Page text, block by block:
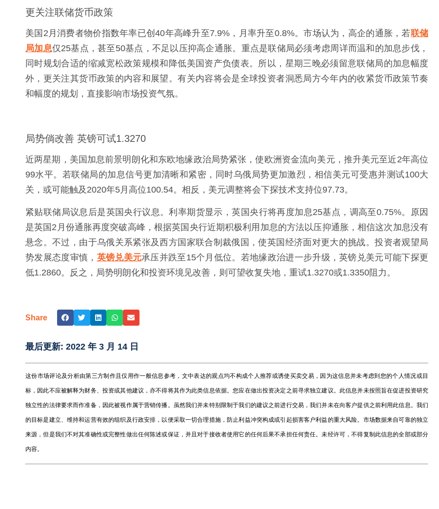
更关注联储货币政策
美国2月消费者物价指数年率已创40年高峰升至7.9%，月率升至0.8%。市场认为，高企的通胀，若联储
局加息仅25基点，甚至50基点，不足以压抑高企通胀。重点是联储局必须考虑周详而温和的加息步伐，
同时规划合适的缩减宽松政策规模和降低美国资产负债表。所以，星期三晚必须留意联储局的加息幅度
外，更关注其货币政策的内容和展望。有关内容将会是全球投资者洞悉局方今年内的收紧货币政策节奏
和幅度的规划，直接影响市场投资气氛。
局势倘改善 英镑可试1.3270
近两星期，美国加息前景明朗化和东欧地缘政治局势紧张，使欧洲资金流向美元，推升美元至近2年高位
99水平。若联储局的加息信号更加清晰和紧密，同时乌俄局势更加激烈，相信美元可受惠并测试100大
关，或可能触及2020年5月高位100.54。相反，美元调整将会下探技术支持位97.73。
紧贴联储局议息后是英国央行议息。利率期货显示，英国央行将再度加息25基点，调高至0.75%。原因
是英国2月份通胀再度突破高峰，根据英国央行近期积极利用加息的方法以压抑通胀，相信这次加息没有
悬念。不过，由于乌俄关系紧张及西方国家联合制裁俄国，使英国经济面对更大的挑战。投资者观望局
势发展态度审慎， 英镑兑美元承压并跌至15个月低位。若地缘政治进一步升级，英镑兑美元可能下探更
低1.2860。反之，局势明朗化和投资环境见改善，则可望收复失地，重试1.3270或1.3350阻力。
Share
最后更新: 2022 年 3 月 14 日
这份市场评论及分析由第三方制作且仅用作一般信息参考，文中表达的观点均不构成个人推荐或诱使买卖交易，因为这信息并未考虑到您的个人情况或目
标，因此不应被解释为财务、投资或其他建议，亦不得将其作为此类信息依据。您应在做出投资决定之前寻求独立建议。此信息并未按照旨在促进投资研究
独立性的法律要求而作准备，因此被视作属于营销传播。虽然我们并未特别限制于我们的建议之前进行交易，我们并未在向客户提供之前利用此信息。我们
的目标是建立、维持和运营有效的组织及行政安排，以便采取一切合理措施，防止利益冲突构成或引起损害客户利益的重大风险。市场数据来自可靠的独立
来源，但是我们不对其准确性或完整性做出任何陈述或保证，并且对于接收者使用它的任何后果不承担任何责任。未经许可，不得复制此信息的全部或部分
内容。